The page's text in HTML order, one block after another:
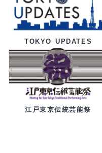
TOKYO UPDATES
江戸東京伝統芸能祭